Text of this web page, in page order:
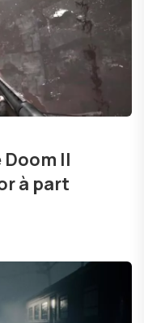
II
à part